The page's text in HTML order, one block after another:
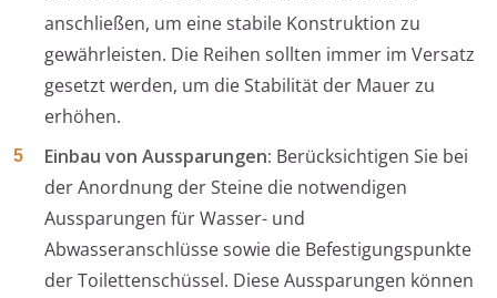
anschließen, um eine stabile Konstruktion zu
gewährleisten. Die Reihen sollten immer im Versatz
gesetzt werden, um die Stabilität der Mauer zu
erhöhen.
Einbau von Aussparungen: Berücksichtigen Sie bei
der Anordnung der Steine die notwendigen
Aussparungen für Wasser- und
Abwasseranschlüsse sowie die Befestigungspunkte
der Toilettenschüssel. Diese Aussparungen können